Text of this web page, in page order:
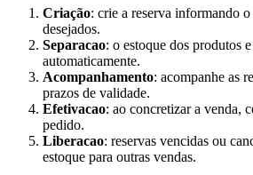
Criação: crie a reserva informando
desejados.
Separacao: o estoque dos produtos
automaticamente.
Acompanhamento: acompanhe as
prazos de validade.
Efetivacao: ao concretizar a venda,
pedido.
Liberacao: reservas vencidas ou
estoque para outras vendas.